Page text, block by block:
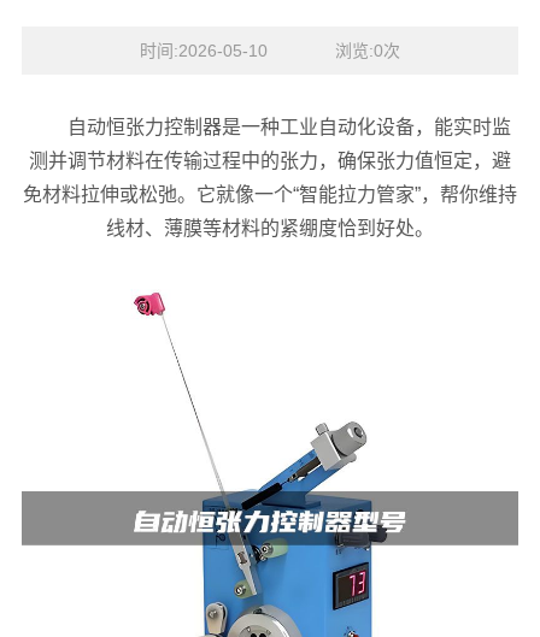
时间:2026-05-10    浏览:0次
自动恒张力控制器是一种工业自动化设备，能实时监
测并调节材料在传输过程中的张力，确保张力值恒定，避
免材料拉伸或松弛。它就像一个“智能拉力管家”，帮你维持
线材、薄膜等材料的紧绷度恰到好处。